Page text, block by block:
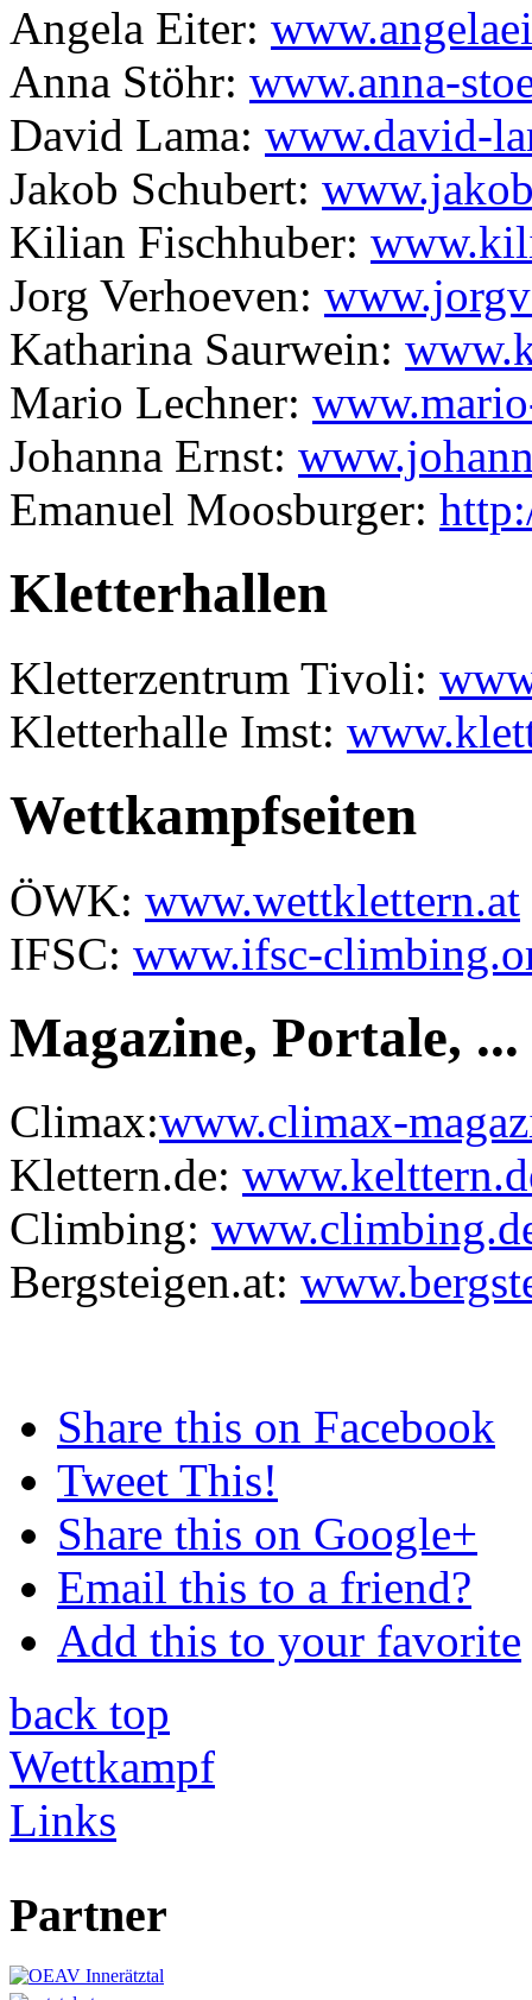
Angela Eiter:
Anna Stöhr: www.anna-
David Lama: www.david-
Jakob Schubert:
Kilian Fischhuber:
Jorg Verhoeven:
Katharina Saurwein:
Mario Lechner:
Johanna Ernst:
Emanuel Moosburger:
Kletterhallen
Kletterzentrum Tivoli:
Kletterhalle Imst:
Wettkampfseiten
ÖWK: www.wettklettern.at
IFSC: www.ifsc-
Magazine, Portale, ...
Climax:www.climax-
Klettern.de:
Climbing:
Bergsteigen.at:
Share this on Facebook
Tweet This!
Share this on Google+
Email this to a friend?
Add this to your favorite
back top
Wettkampf
Links
Partner